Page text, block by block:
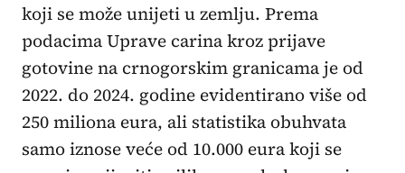
koji se može unijeti u zemlju. Prema
podacima Uprave carina kroz prijave
gotovine na crnogorskim granicama je od
2022. do 2024. godine evidentirano više od
250 miliona eura, ali statistika obuhvata
samo iznose veće od 10.000 eura koji se